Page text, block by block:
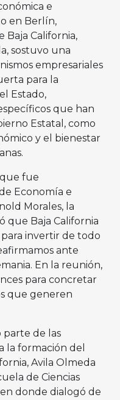
e
en Berlín,
Baja California,
sostuvo una
empresariales
para la
Estado,
que han
Estatal, como
y el bienestar
fue
Economía e
Morales, la
que Baja California
para invertir de todo
ante
En la reunión,
para concretar
que generen
parte de las
la formación del
Avila Olmeda
de Ciencias
en donde dialogó de